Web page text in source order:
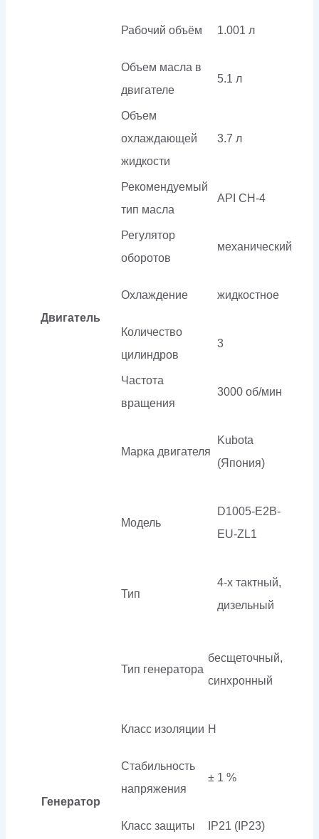
Двигатель
Рабочий объём 1.001 л
Объем масла в
двигателе
5.1 л
Объем
охлаждающей
жидкости
3.7 л
Рекомендуемый
тип масла
API CH-4
Регулятор
оборотов
механический
Охлаждение жидкостное
Количество
цилиндров
3
Частота
вращения
3000 об/мин
Марка двигателя
Kubota
(Япония)
Модель
D1005-E2B-
EU-ZL1
Тип
4-х тактный,
дизельный
Генератор
Тип генератора
бесщеточный,
синхронный
Класс изоляции H
Стабильность
напряжения
± 1 %
Класс защиты IP21 (IP23)